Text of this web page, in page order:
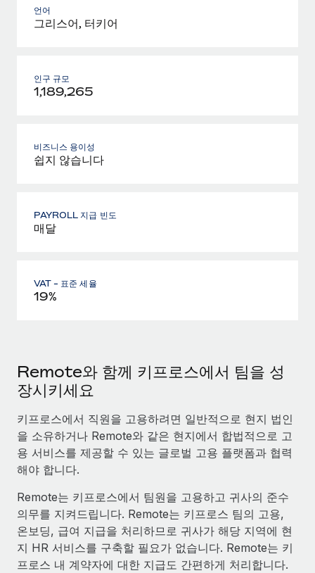
언어
그리스어, 터키어
인구 규모
1,189,265
비즈니스 용이성
쉽지 않습니다
PAYROLL 지급 빈도
매달
VAT - 표준 세율
19%
Remote와 함께 키프로스에서 팀을 성
장시키세요
키프로스에서 직원을 고용하려면 일반적으로 현지 법인
을 소유하거나 Remote와 같은 현지에서 합법적으로 고
용 서비스를 제공할 수 있는 글로벌 고용 플랫폼과 협력
해야 합니다.
Remote는 키프로스에서 팀원을 고용하고 귀사의 준수
의무를 지켜드립니다. Remote는 키프로스 팀의 고용,
온보딩, 급여 지급을 처리하므로 귀사가 해당 지역에 현
지 HR 서비스를 구축할 필요가 없습니다. Remote는 키
프로스 내 계약자에 대한 지급도 간편하게 처리합니다.